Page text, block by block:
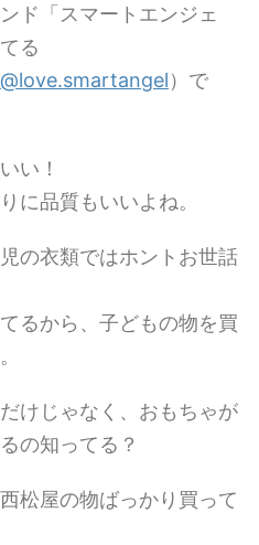
ド「スマートエンジェ
る
@love.smartangel）で
い！
に品質もいいよね。
の衣類ではホントお世話
るから、子どもの物を買
けじゃなく、おもちゃが
の知ってる？
松屋の物ばっかり買って